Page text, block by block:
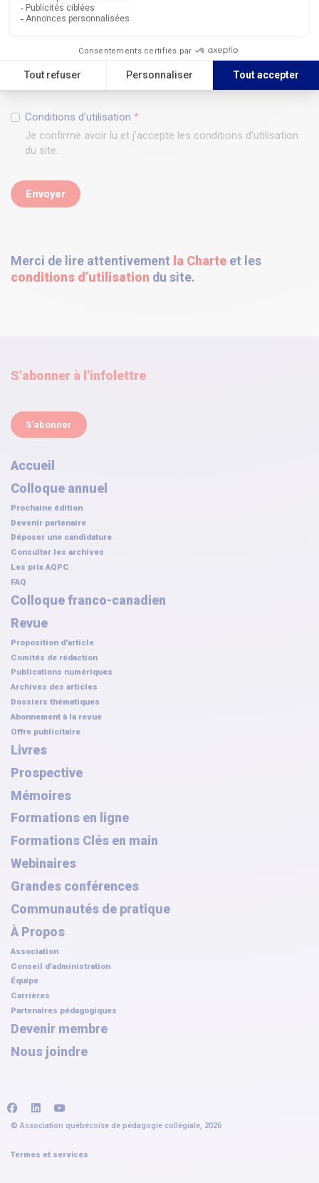
Acceptez-vous de respecter les principes énoncés dans la
Conditions d’utilisation *
Je confirme avoir lu et j’accepte les conditions d’utilisation
du site.
Envoyer
Merci de lire attentivement la Charte et les
conditions d’utilisation du site.
S'abonner à l'infolettre
S'abonner
Accueil
Colloque annuel
Prochaine édition
Devenir partenaire
Déposer une candidature
Consulter les archives
Les prix AQPC
FAQ
Colloque franco-canadien
Revue
Proposition d'article
Comités de rédaction
Publications numériques
Archives des articles
Dossiers thématiques
Abonnement à la revue
Offre publicitaire
Livres
Prospective
Mémoires
Formations en ligne
Formations Clés en main
Webinaires
Grandes conférences
Communautés de pratique
À Propos
Association
Conseil d’administration
Équipe
Carrières
Partenaires pédagogiques
Devenir membre
Nous joindre
facebooklinkedin
© Association québécoise de pédagogie collégiale, 2026
Termes et services